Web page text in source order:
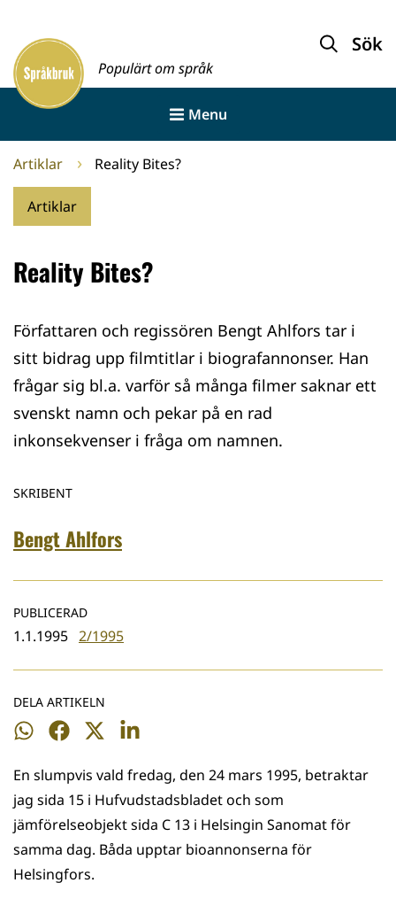
innehållet
Framsida
Populärt om språk
Sök
Menu
Artiklar Reality Bites?
Artiklar
Reality Bites?
Författaren och regissören Bengt Ahlfors tar i
sitt bidrag upp filmtitlar i biografannonser. Han
frågar sig bl.a. varför så många filmer saknar ett
svenskt namn och pekar på en rad
inkonsekvenser i fråga om namnen.
SKRIBENT
Bengt Ahlfors
PUBLICERAD
1.1.1995 2/1995
DELA ARTIKELN
Dela
WhatsApp
Dela
Facebook
Dela
Twitter
Dela
LinkedIn
En slumpvis vald fredag, den 24 mars 1995, betraktar
jag sida 15 i Hufvudstadsbladet och som
jämförelseobjekt sida C 13 i Helsingin Sanomat för
samma dag. Båda upptar bioannonserna för
Helsingfors.